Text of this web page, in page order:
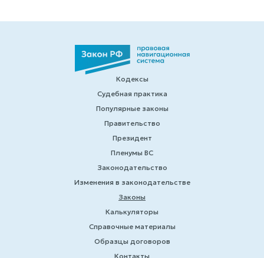
Кодексы
Судебная практика
Популярные законы
Правительство
Президент
Пленумы ВС
Законодательство
Изменения в законодательстве
Законы
Калькуляторы
Справочные материалы
Образцы договоров
Контакты